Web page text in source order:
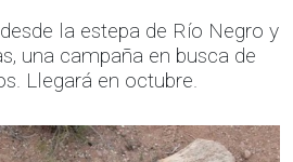
la estepa de Río Negro y
una campaña en busca de
Llegará en octubre.